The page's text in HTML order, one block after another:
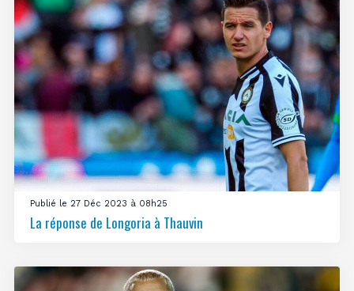
Publié le 27 Déc 2023 à 08h25
La réponse de Longoria à Thauvin